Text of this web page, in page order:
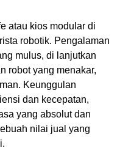
atau kios modular di
robotik. Pengalaman
mulus, di lanjutkan
robot yang menakar,
Keunggulan
dan kecepatan,
yang absolut dan
nilai jual yang